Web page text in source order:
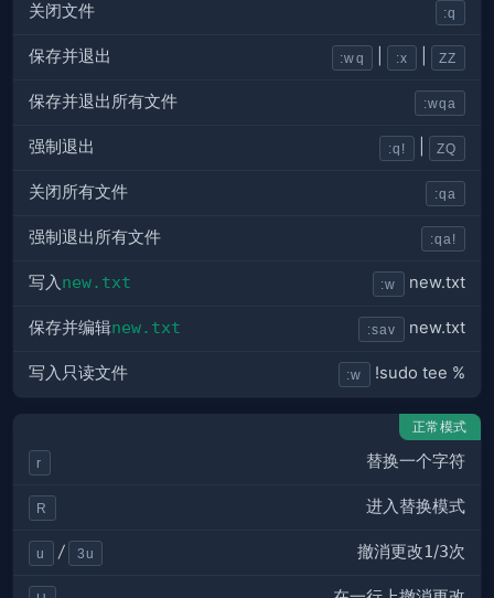
关闭文件 :q
保存并退出 :wq :x ZZ
保存并退出所有文件 :wqa
强制退出 :q! ZQ
关闭所有文件 :qa
强制退出所有文件 :qa!
写入new.txt :w new.txt
保存并编辑new.txt :sav new.txt
写入只读文件 :w !sudo tee %
正常模式
r 替换一个字符
R 进入替换模式
u / 3u 撤消更改1 /3次